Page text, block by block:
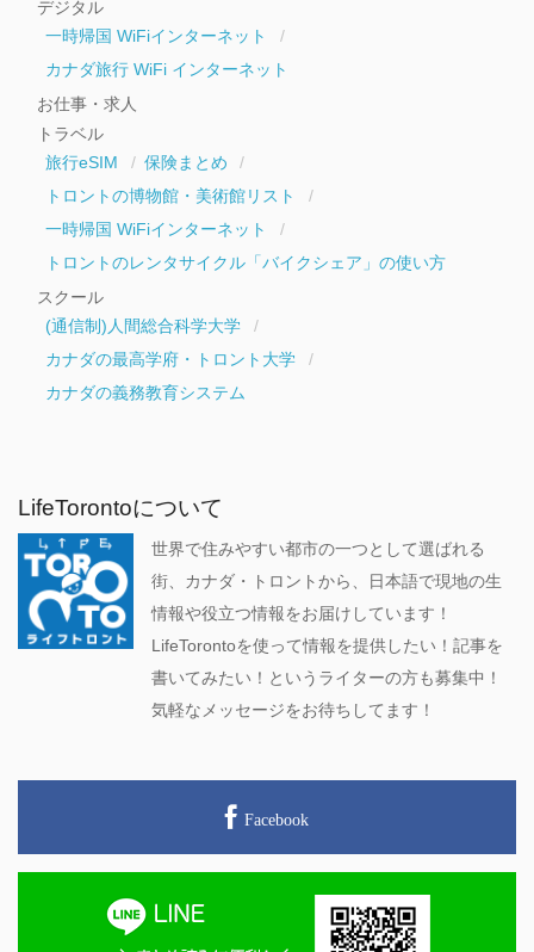
デジタル
一時帰国 WiFiインターネット
カナダ旅行 WiFi インターネット
お仕事・求人
トラベル
旅行eSIM
保険まとめ
トロントの博物館・美術館リスト
一時帰国 WiFiインターネット
トロントのレンタサイクル「バイクシェア」の使い方
スクール
(通信制)人間総合科学大学
カナダの最高学府・トロント大学
カナダの義務教育システム
LifeTorontoについて
世界で住みやすい都市の一つとして選ばれる
街、カナダ・トロントから、日本語で現地の生
情報や役立つ情報をお届けしています！
LifeTorontoを使って情報を提供したい！記事を
書いてみたい！というライターの方も募集中！
気軽なメッセージをお待ちしてます！
Facebook